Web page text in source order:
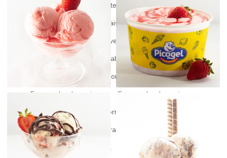
Fabrica de sorvete em minas gerais
Fábrica de sorvete minas geriais
Fabrica de sorvete preço
Fábrica de sorvete para revenda
Fabricante de açaí
Fabricante de picolé
Fabricantes de açaí no brasil
Fornecedor de açai
Fornecedor de açai do pará
Fornecedor de açai mg
Fornecedor de açai puro
Fornecedor de picolé
Fornecedor de picole e sorvete
Fornecedores de sorvetes para revenda
Franquia de açai
Franquia de açai artesanal
Franquia de açai barata